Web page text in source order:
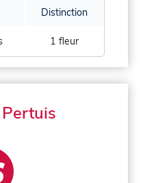
Distinction
1 fleur